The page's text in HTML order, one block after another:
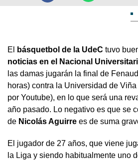
El básquetbol de la UdeC tuvo
noticias en el Nacional
las damas jugarán la final de
horas) contra la Universidad de
por Youtube), en lo que será una
año pasado. Lo negativo es que se
de Nicolás Aguirre es de suma
El jugador de 27 años, que viene
la Liga y siendo habitualmente uno